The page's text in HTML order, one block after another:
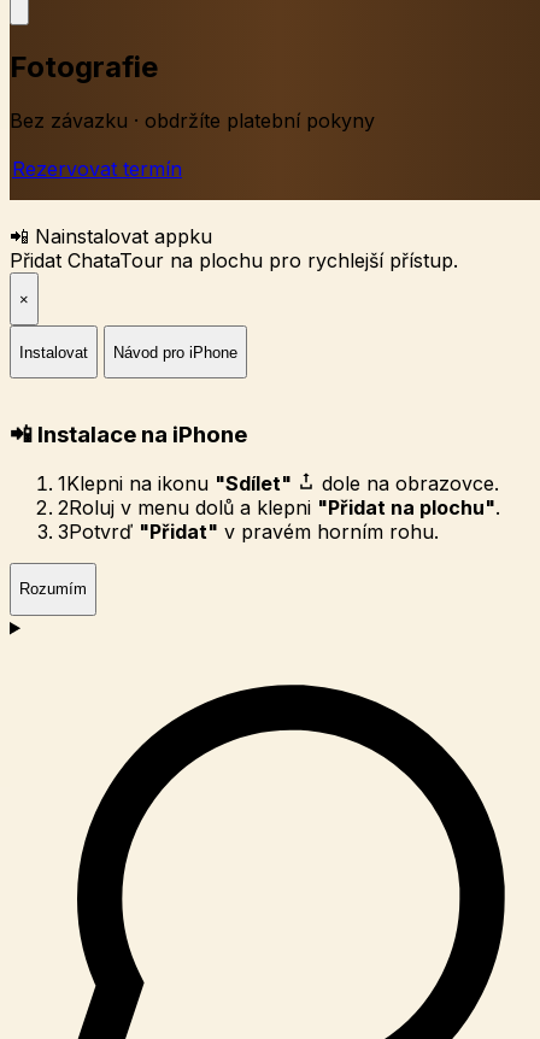
Fotografie
Bez závazku · obdržíte platební pokyny
Rezervovat termín
📲 Nainstalovat appku
Přidat ChataTour na plochu pro rychlejší přístup.
×
Instalovat Návod pro iPhone
📲 Instalace na iPhone
1Klepni na ikonu "Sdílet"
dole na obrazovce.
2Roluj v menu dolů a klepni "Přidat na plochu".
3Potvrď "Přidat" v pravém horním rohu.
Rozumím